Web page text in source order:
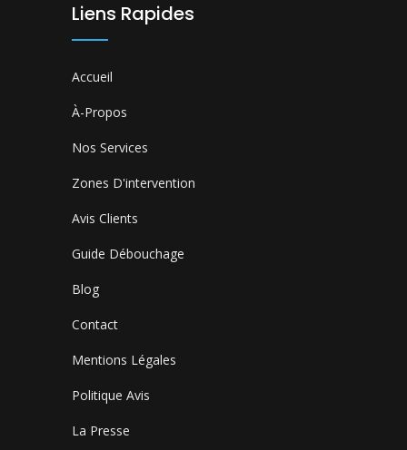
Liens Rapides
Accueil
À-Propos
Nos Services
Zones D'intervention
Avis Clients
Guide Débouchage
Blog
Contact
Mentions Légales
Politique Avis
La Presse